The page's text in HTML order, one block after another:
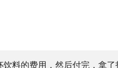
料的费用，然后付完，拿